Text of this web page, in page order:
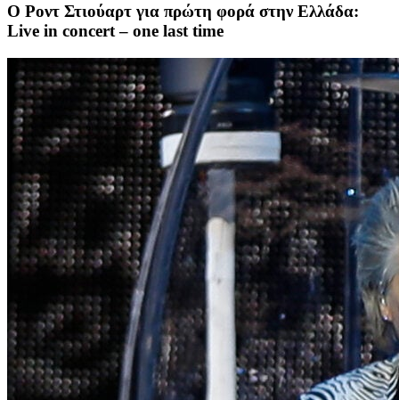
Ο Ροντ Στιούαρτ για πρώτη φορά στην Ελλάδα:
Live in concert – one last time